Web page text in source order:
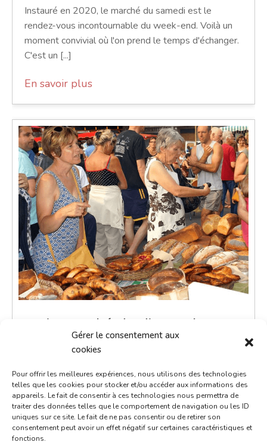
Gérer le consentement aux
cookies
Pour offrir les meilleures expériences, nous utilisons des technologies
telles que les cookies pour stocker et/ou accéder aux informations des
appareils. Le fait de consentir à ces technologies nous permettra de
traiter des données telles que le comportement de navigation ou les ID
uniques sur ce site. Le fait de ne pas consentir ou de retirer son
consentement peut avoir un effet négatif sur certaines caractéristiques et
fonctions.
Instauré en 2020, le marché du samedi est le
rendez-vous incontournable du week-end. Voilà un
moment convivial où l'on prend le temps d'échanger.
C'est un [...]
En savoir plus
Petit marché du dimanche
10 février 2030
Place de la République
Marchés
Le petit marché du dimanche est un moment de